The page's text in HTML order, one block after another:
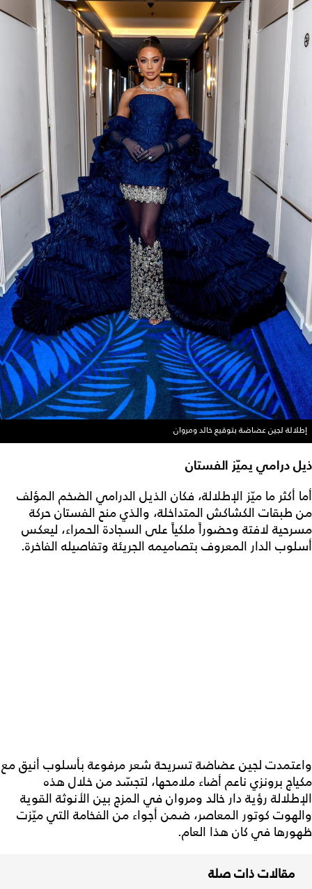
إطلالة لجين عضاضة بتوقيع خالد ومروان
ذيل درامي يميّز الفستان
أما أكثر ما ميّز الإطلالة، فكان الذيل الدرامي الضخم المؤلف
من طبقات الكشاكش المتداخلة، والذي منح الفستان حركة
مسرحية لافتة وحضوراً ملكياً على السجادة الحمراء، ليعكس
أسلوب الدار المعروف بتصاميمه الجريئة وتفاصيله الفاخرة.
واعتمدت لجين عضاضة تسريحة شعر مرفوعة بأسلوب أنيق مع
مكياج برونزي ناعم أضاء ملامحها، لتجسّد من خلال هذه
الإطلالة رؤية دار خالد ومروان في المزج بين الأنوثة القوية
والهوت كوتور المعاصر، ضمن أجواء من الفخامة التي ميّزت
ظهورها في كان هذا العام.
مقالات ذات صلة